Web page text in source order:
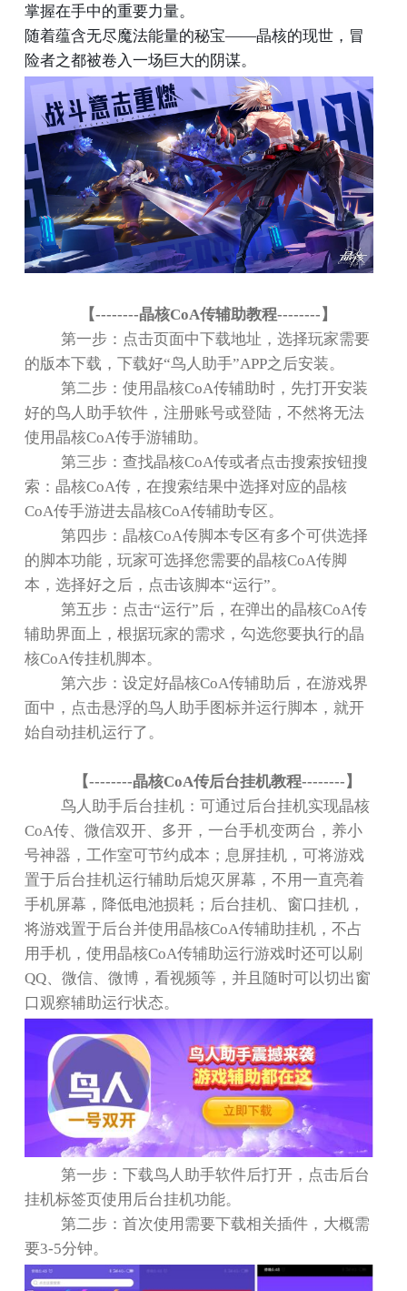
掌握在手中的重要力量。
随着蕴含无尽魔法能量的秘宝——晶核的现世，冒
险者之都被卷入一场巨大的阴谋。
【--------晶核CoA传辅助教程--------】
第一步：点击页面中下载地址，选择玩家需要
的版本下载，下载好“鸟人助手”APP之后安装。
第二步：使用晶核CoA传辅助时，先打开安装
好的鸟人助手软件，注册账号或登陆，不然将无法
使用晶核CoA传手游辅助。
第三步：查找晶核CoA传或者点击搜索按钮搜
索：晶核CoA传，在搜索结果中选择对应的晶核
CoA传手游进去晶核CoA传辅助专区。
第四步：晶核CoA传脚本专区有多个可供选择
的脚本功能，玩家可选择您需要的晶核CoA传脚
本，选择好之后，点击该脚本“运行”。
第五步：点击“运行”后，在弹出的晶核CoA传
辅助界面上，根据玩家的需求，勾选您要执行的晶
核CoA传挂机脚本。
第六步：设定好晶核CoA传辅助后，在游戏界
面中，点击悬浮的鸟人助手图标并运行脚本，就开
始自动挂机运行了。
【--------晶核CoA传后台挂机教程--------】
鸟人助手后台挂机：可通过后台挂机实现晶核
CoA传、微信双开、多开，一台手机变两台，养小
号神器，工作室可节约成本；息屏挂机，可将游戏
置于后台挂机运行辅助后熄灭屏幕，不用一直亮着
手机屏幕，降低电池损耗；后台挂机、窗口挂机，
将游戏置于后台并使用晶核CoA传辅助挂机，不占
用手机，使用晶核CoA传辅助运行游戏时还可以刷
QQ 、微信、微博，看视频等，并且随时可以切出窗
口观察辅助运行状态。
第一步：下载鸟人助手软件后打开，点击后台
挂机标签页使用后台挂机功能。
第二步：首次使用需要下载相关插件，大概需
要3-5分钟。